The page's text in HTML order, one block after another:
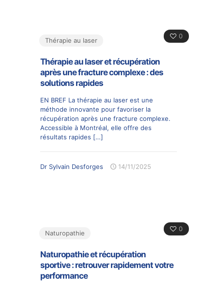
0
Thérapie au laser
Thérapie au laser et récupération
après une fracture complexe : des
solutions rapides
EN BREF La thérapie au laser est une
méthode innovante pour favoriser la
récupération après une fracture complexe.
Accessible à Montréal, elle offre des
résultats rapides […]
Dr Sylvain Desforges 14/11/2025
0
Naturopathie
Naturopathie et récupération
sportive : retrouver rapidement votre
performance